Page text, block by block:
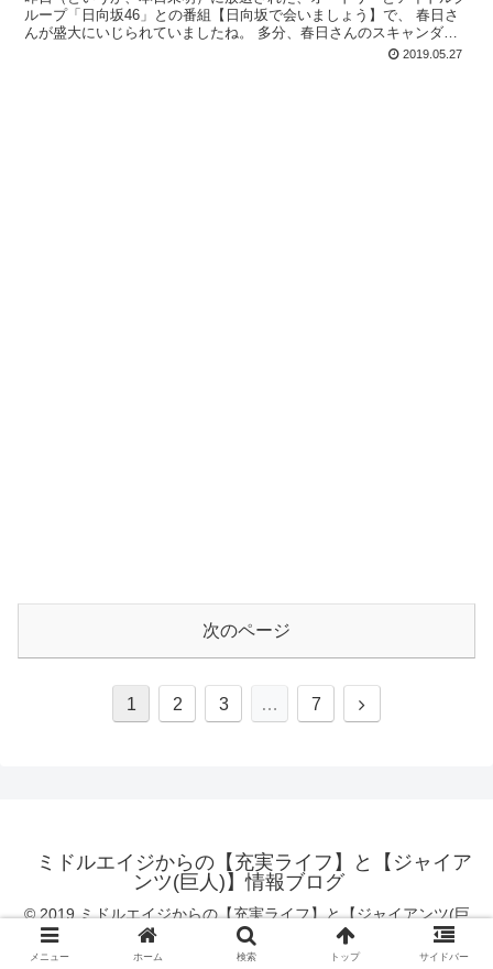
ループ「日向坂46」との番組【日向坂で会いましょう】で、 春日さ
んが盛大にいじられていましたね。 多分、春日さんのスキャンダル
2019.05.27
次のページ
1 2 3 … 7
ミドルエイジからの【充実ライフ】と【ジャイア
ンツ(巨人)】情報ブログ
© 2019 ミドルエイジからの【充実ライフ】と【ジャイアンツ(巨
人)】情報ブログ.
メニュー ホーム 検索 トップ サイドバー